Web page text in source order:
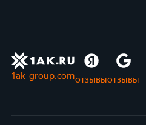
1ak-group.comотзывыотзывы